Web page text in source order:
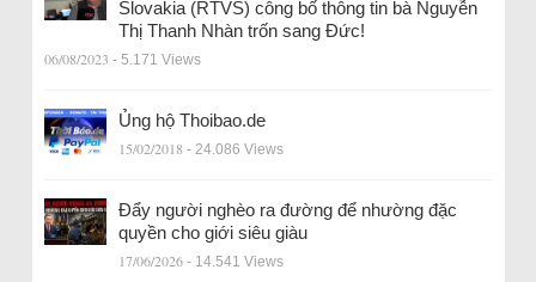
Slovakia (RTVS) công bố thông tin bà Nguyễn
Thị Thanh Nhàn trốn sang Đức!
06/08/2023 - 5.171 Views
Ủng hộ Thoibao.de
15/02/2018 - 24.086 Views
Đẩy người nghèo ra đường để nhường đặc
quyền cho giới siêu giàu
17/06/2026 - 14.541 Views